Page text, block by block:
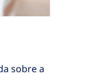
sobre a